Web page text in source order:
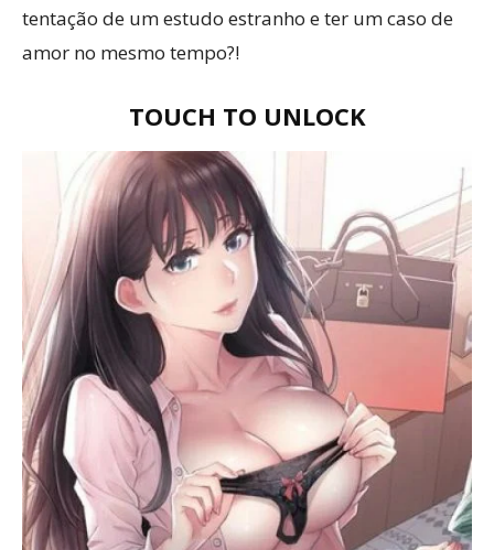
tentação de um estudo estranho e ter um caso de
amor no mesmo tempo?!
TOUCH TO UNLOCK